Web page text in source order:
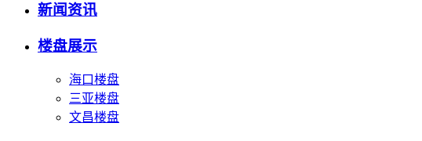
新闻资讯
楼盘展示
海口楼盘
三亚楼盘
文昌楼盘